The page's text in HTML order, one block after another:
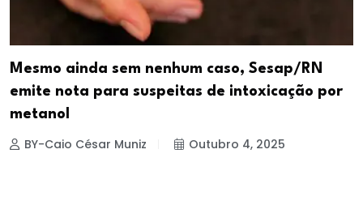
Mesmo ainda sem nenhum caso, Sesap/RN
emite nota para suspeitas de intoxicação por
metanol
BY-Caio César Muniz Outubro 4, 2025